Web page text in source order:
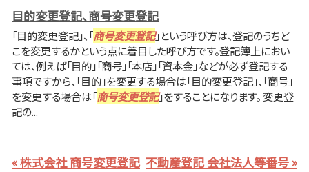
目的変更登記、商号変更登記
「目的変更登記」、「商号変更登記」という呼び方は、登記のうちど
こを変更するかという点に着目した呼び方です。登記簿上におい
ては、例えば「目的」「商号」「本店」「資本金」などが必ず登記する
事項ですから、「目的」を変更する場合は「目的変更登記」、「商号」
を変更する場合は「商号変更登記」をすることになります。 変更登
記の...
« 株式会社 商号変更登記 不動産登記 会社法人等番号 »